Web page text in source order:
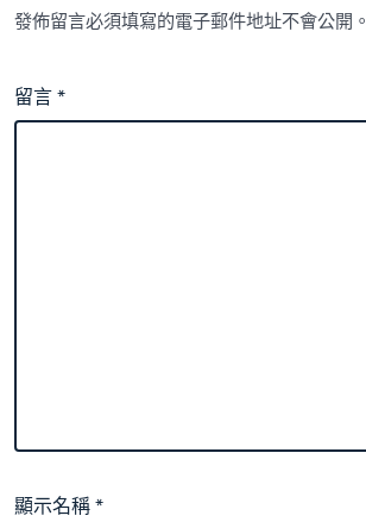
發佈留言必須填寫的電子郵件地址不會公開。
留言*
顯示名稱*